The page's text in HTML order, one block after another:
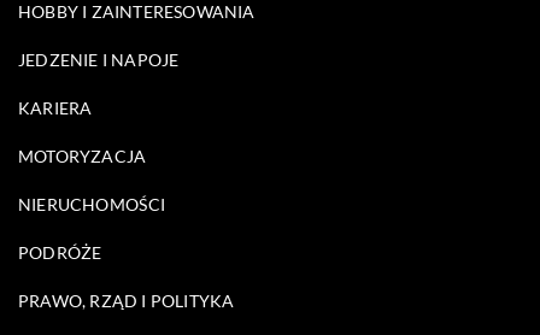
HOBBY I ZAINTERESOWANIA
JEDZENIE I NAPOJE
KARIERA
MOTORYZACJA
NIERUCHOMOŚCI
PODRÓŻE
PRAWO, RZĄD I POLITYKA